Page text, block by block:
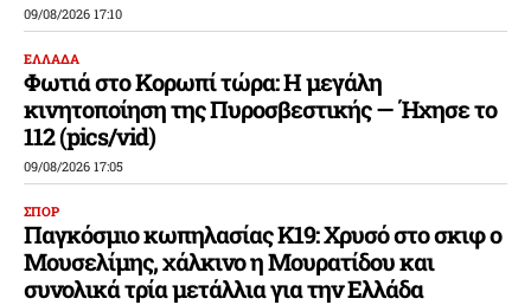
09/08/2026 17:10
ΕΛΛΑΔΑ
Φωτιά στο Κορωπί τώρα: Η μεγάλη
κινητοποίηση της Πυροσβεστικής — Ήχησε το
112 (pics/vid)
09/08/2026 17:05
ΣΠΟΡ
Παγκόσμιο κωπηλασίας Κ19: Χρυσό στο σκιφ ο
Μουσελίμης, χάλκινο η Μουρατίδου και
συνολικά τρία μετάλλια για την Ελλάδα